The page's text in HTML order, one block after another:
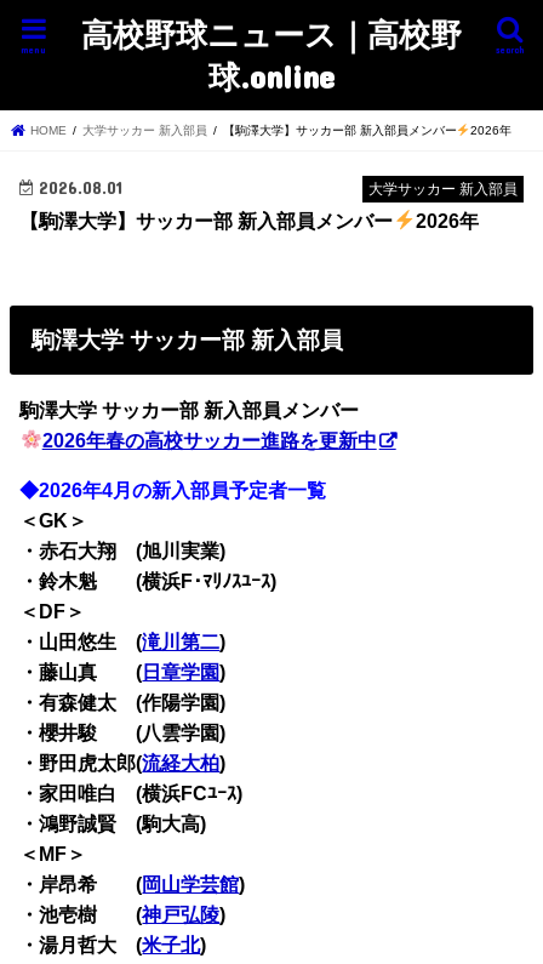
高校野球ニュース｜高校野
球.online
search
menu
HOME 大学サッカー 新入部員 【駒澤大学】サッカー部 新入部員メンバー 2026年
大学サッカー 新入部員
2026.08.01
【駒澤大学】サッカー部 新入部員メンバー 2026年
駒澤大学 サッカー部 新入部員
駒澤大学 サッカー部 新入部員メンバー
2026年春の高校サッカー進路を更新中
◆2026年4月の新入部員予定者一覧
＜GK＞
・赤石大翔 (旭川実業)
・鈴木魁 (横浜F･ﾏﾘﾉｽﾕｰｽ)
＜DF＞
・山田悠生 (滝川第二)
・藤山真 ( 日章学園)
・有森健太 (作陽学園)
・櫻井駿 (八雲学園)
・野田虎太郎(流経大柏)
・家田唯白 (横浜FCﾕｰｽ)
・鴻野誠賢 (駒大高)
＜MF＞
・岸昂希 (岡山学芸館)
・池壱樹 (神戸弘陵)
・湯月哲大 (米子北)